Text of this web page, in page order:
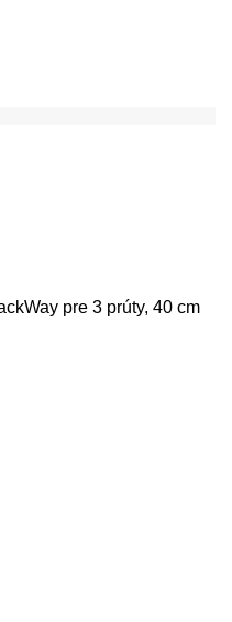
pre 3 prúty, 40 cm